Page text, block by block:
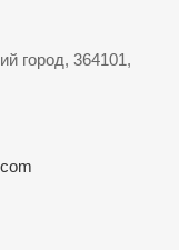
город, 364101,